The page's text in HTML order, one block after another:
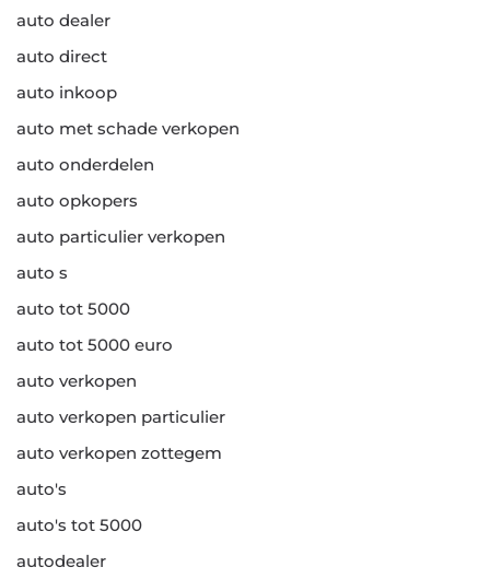
auto dealer
auto direct
auto inkoop
auto met schade verkopen
auto onderdelen
auto opkopers
auto particulier verkopen
auto s
auto tot 5000
auto tot 5000 euro
auto verkopen
auto verkopen particulier
auto verkopen zottegem
auto's
auto's tot 5000
autodealer